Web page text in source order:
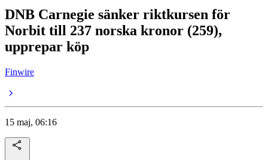
DNB Carnegie sänker riktkursen för
Norbit till 237 norska kronor (259),
upprepar köp
Finwire
15 maj, 06:16